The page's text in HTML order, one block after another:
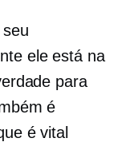
ele está na
para
é
é vital